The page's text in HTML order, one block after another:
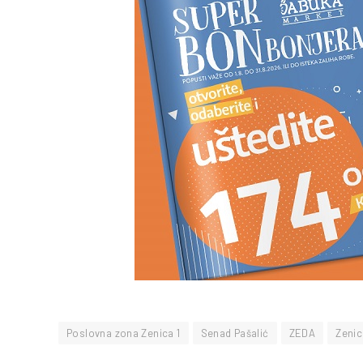
Poslovna zona Zenica 1 Senad Pašalić ZEDA